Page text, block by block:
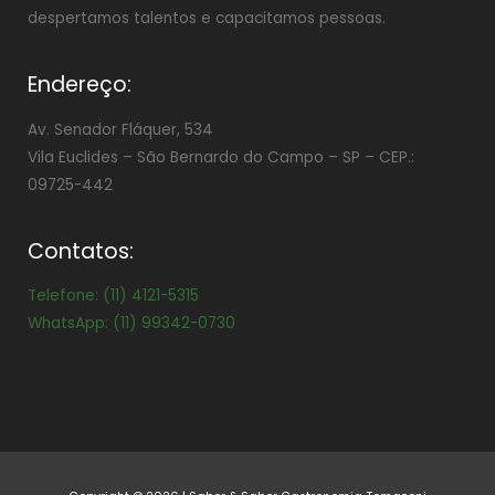
despertamos talentos e capacitamos pessoas.
Endereço:
Av. Senador Fláquer, 534
Vila Euclides – São Bernardo do Campo – SP – CEP.:
09725-442
Contatos:
Telefone: (11) 4121-5315
WhatsApp: (11) 99342-0730